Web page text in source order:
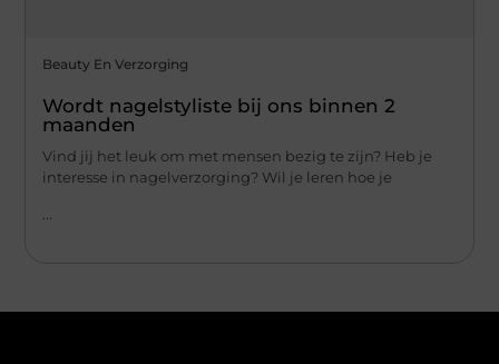
Beauty En Verzorging
Wordt nagelstyliste bij ons binnen 2
maanden
Vind jij het leuk om met mensen bezig te zijn? Heb je
interesse in nagelverzorging? Wil je leren hoe je